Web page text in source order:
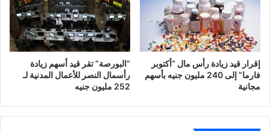
إقرار قيد زيادة رأس مال “أكتوبر
فارما” إلى 240 مليون جنيه بأسهم
مجانية
“البورصة” تقر قيد أسهم زيادة
رأسمال النصر للأعمال المدنية لـ
252 مليون جنيه